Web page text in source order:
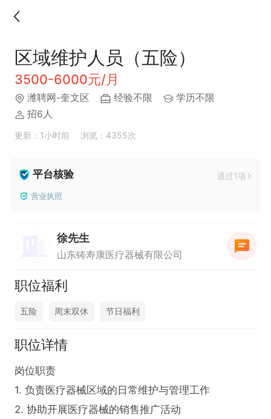
区域维护人员（五险）
3500-6000元/月
潍聘网-奎文区 经验不限
学历不限
招6人
更新：1小时前 浏览：4355次
平台核验 通过1项
营业执照
徐先生
山东铸寿康医疗器械有限公司
职位福利
五险 周末双休 节日福利
职位详情
岗位职责
1. 负责医疗器械区域的日常维护与管理工作
2. 协助开展医疗器械的销售推广活动